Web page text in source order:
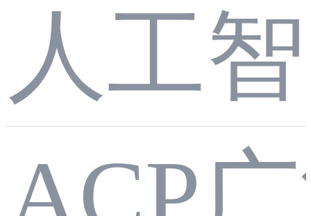
识别
人工